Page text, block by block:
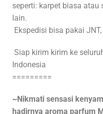
seperti: karpet biasa atau
lain.
Ekspedisi bisa pakai JNT,
Siap kirim kirim ke
Indonesia
=========
~Nikmati sensasi
hadirnya aroma parfum